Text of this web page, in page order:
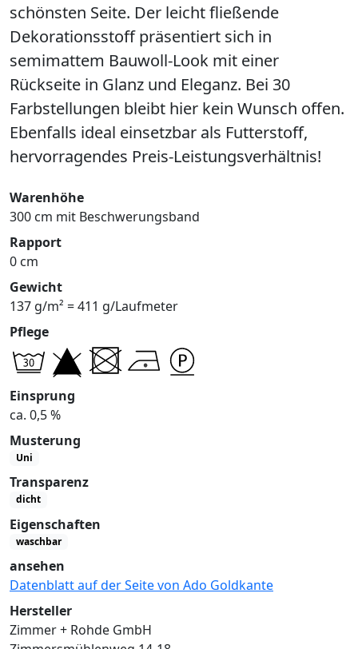
schönsten Seite. Der leicht fließende
Dekorationsstoff präsentiert sich in
semimattem Bauwoll-Look mit einer
Rückseite in Glanz und Eleganz. Bei 30
Farbstellungen bleibt hier kein Wunsch offen.
Ebenfalls ideal einsetzbar als Futterstoff,
hervorragendes Preis-Leistungsverhältnis!
Warenhöhe
300 cm mit Beschwerungsband
Rapport
0 cm
Gewicht
137 g/m² = 411 g/Laufmeter
Pflege
Einsprung
ca. 0,5 %
Musterung
Uni
Transparenz
dicht
Eigenschaften
waschbar
ansehen
Datenblatt auf der Seite von Ado Goldkante
Hersteller
Zimmer + Rohde GmbH